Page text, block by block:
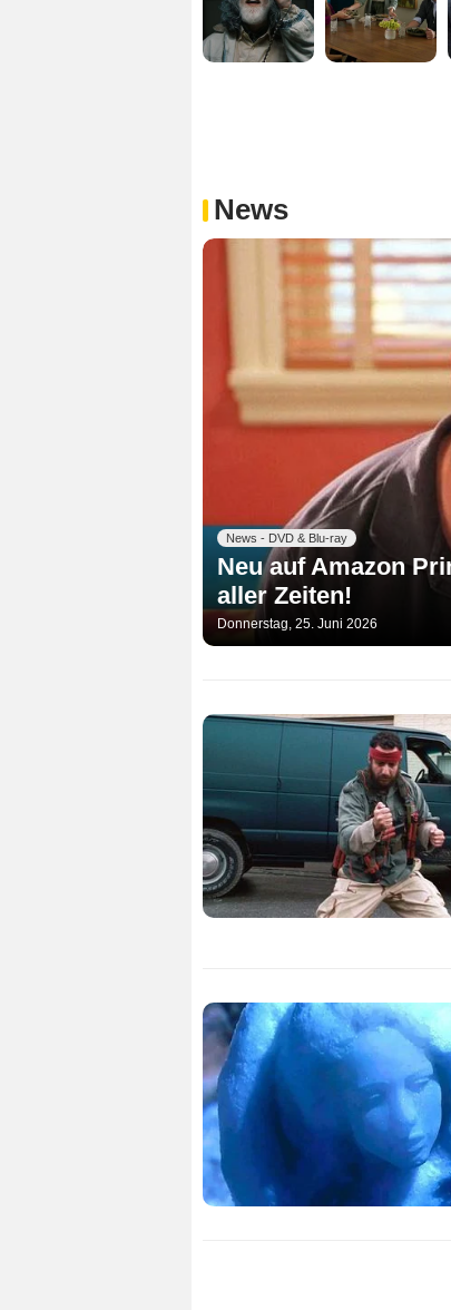
News
News - DVD & Blu-ray
Neu auf Amazon
aller Zeiten!
Donnerstag, 25. Juni 2026